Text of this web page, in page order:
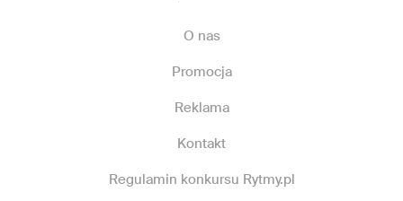
O nas
Promocja
Reklama
Kontakt
Regulamin konkursu Rytmy.pl